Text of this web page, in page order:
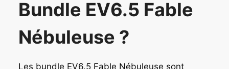
Bundle EV6.5 Fable
Nébuleuse ?
Les bundle EV6.5 Fable Nébuleuse sont